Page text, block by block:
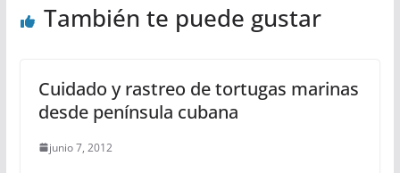
También te puede gustar
Cuidado y rastreo de tortugas marinas
desde península cubana
junio 7, 2012